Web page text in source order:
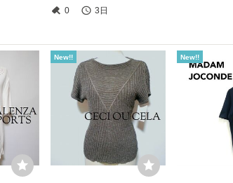
0
3日
New!! New!!